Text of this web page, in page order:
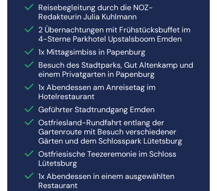
Reisebegleitung durch die NOZ-
Redakteurin Julia Kuhlmann
2 Übernachtungen mit Frühstücksbuffet im
4-Sterne Parkhotel Upstalsboom Emden
1x Mittagsimbiss in Papenburg
Besuch des Stadtparks, Gut Altenkamp und
einem Privatgarten in Papenburg
1x Abendessen am Anreisetag im
Hotelrestaurant
Geführter Stadtrundgang Emden
Ostfriesland-Rundfahrt entlang der
Gartenroute mit Besuch verschiedener
Gärten und dem Schlosspark Lütetsburg
Ostfriesische Teezeremonie im Schloss
Lütetsburg
1x Abendessen in einem ausgewählten
Restaurant